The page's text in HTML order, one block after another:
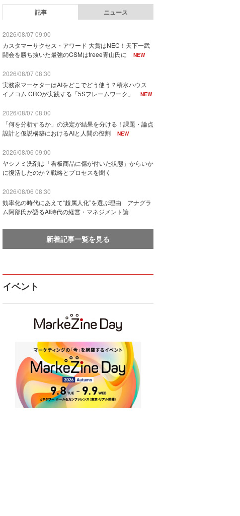
記事 ニュース
2026/08/07 09:00
カスタマーサクセス・アワード 大賞はNEC！天下一武
闘会を勝ち抜いた最強のCSMはfreee青山氏に
NEW
2026/08/07 08:30
実務家マーケターはAIをどこでどう使う？積水ハウス
イノコム CROが実践する「5Sフレームワーク」
NEW
2026/08/07 08:00
「何を分析するか」の決定が結果を分ける！課題・論点
設計と仮説構築におけるAIと人間の役割
NEW
2026/08/06 09:00
ヤシノミ洗剤は「看板商品に傷が付いた状態」からいか
に復活したのか？戦略とプロセスを聞く
2026/08/06 08:30
効率化の時代にあえて“超属人化”を選ぶ理由 アナグラ
ム阿部氏が語るAI時代の経営・マネジメント論
新着記事一覧を見る
イベント